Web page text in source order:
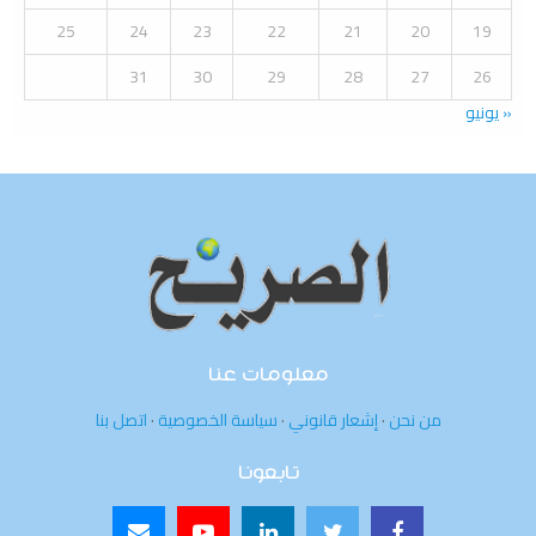
H
19
20
21
22
23
24
25
26
27
28
29
30
31
« يونيو
معلومات عنا
من نحن·إشعار قانوني·سياسة الخصوصية·اتصل بنا
تابعونا